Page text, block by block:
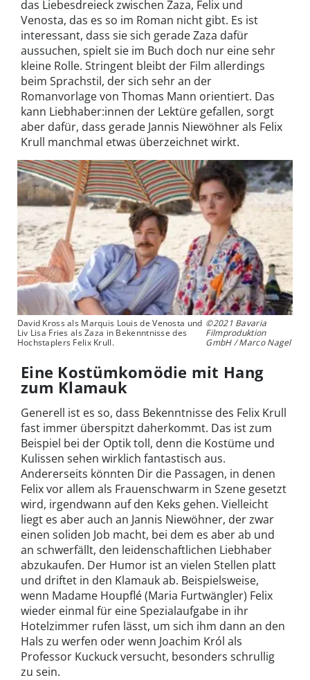
das Liebesdreieck zwischen Zaza, Felix und
Venosta, das es so im Roman nicht gibt. Es ist
interessant, dass sie sich gerade Zaza dafür
aussuchen, spielt sie im Buch doch nur eine sehr
kleine Rolle. Stringent bleibt der Film allerdings
beim Sprachstil, der sich sehr an der
Romanvorlage von Thomas Mann orientiert. Das
kann Liebhaber:innen der Lektüre gefallen, sorgt
aber dafür, dass gerade Jannis Niewöhner als Felix
Krull manchmal etwas überzeichnet wirkt.
David Kross als Marquis Louis de Venosta und
Liv Lisa Fries als Zaza in Bekenntnisse des
Hochstaplers Felix Krull.
©2021 Bavaria
Filmproduktion
GmbH / Marco Nagel
Eine Kostümkomödie mit Hang
zum Klamauk
Generell ist es so, dass Bekenntnisse des Felix Krull
fast immer überspitzt daherkommt. Das ist zum
Beispiel bei der Optik toll, denn die Kostüme und
Kulissen sehen wirklich fantastisch aus.
Andererseits könnten Dir die Passagen, in denen
Felix vor allem als Frauenschwarm in Szene gesetzt
wird, irgendwann auf den Keks gehen. Vielleicht
liegt es aber auch an Jannis Niewöhner, der zwar
einen soliden Job macht, bei dem es aber ab und
an schwerfällt, den leidenschaftlichen Liebhaber
abzukaufen. Der Humor ist an vielen Stellen platt
und driftet in den Klamauk ab. Beispielsweise,
wenn Madame Houpflé (Maria Furtwängler) Felix
wieder einmal für eine Spezialaufgabe in ihr
Hotelzimmer rufen lässt, um sich ihm dann an den
Hals zu werfen oder wenn Joachim Król als
Professor Kuckuck versucht, besonders schrullig
zu sein.